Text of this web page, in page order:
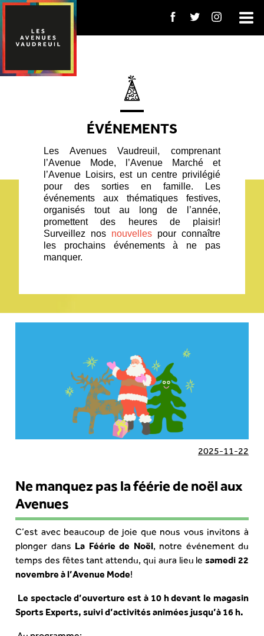
ÉVÉNEMENTS
Les Avenues Vaudreuil, comprenant
l’Avenue Mode, l’Avenue Marché et
l’Avenue Loisirs, est un centre privilégié
pour des sorties en famille. Les
événements aux thématiques festives,
organisés tout au long de l’année,
promettent des heures de plaisir!
Surveillez nos nouvelles pour connaître
les prochains événements à ne pas
manquer.
2025-11-22
Ne manquez pas la féérie de noël aux
Avenues
C’est avec beaucoup de joie que nous vous invitons à
plonger dans La Féérie de Noël, notre événement du
temps des fêtes tant attendu, qui aura lieu lesamedi 22
novembre à l’Avenue Mode!
Le spectacle d’ouverture est à 10 h devant le magasin
Sports Experts, suivi d’activités animées jusqu’à 16 h.